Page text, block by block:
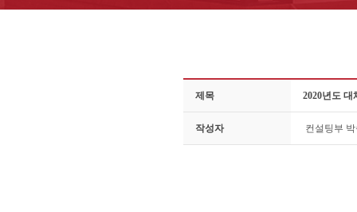
제목 2020년도
작성자 컨설팅부